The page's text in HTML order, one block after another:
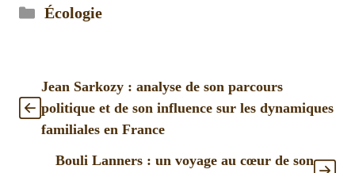
Catégories
Écologie
Jean Sarkozy : analyse de son parcours
politique et de son influence sur les dynamiques
familiales en France
Bouli Lanners : un voyage au cœur de son